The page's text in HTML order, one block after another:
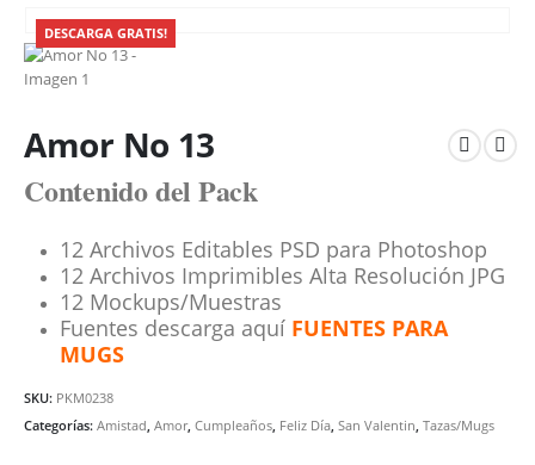
DESCARGA GRATIS!
Amor No 13
Contenido del Pack
12 Archivos Editables PSD para Photoshop
12 Archivos Imprimibles Alta Resolución JPG
12 Mockups/Muestras
Fuentes descarga aquí FUENTES PARA
MUGS
SKU: PKM0238
Categorías: Amistad, Amor, Cumpleaños, Feliz Día, San Valentin, Tazas/Mugs